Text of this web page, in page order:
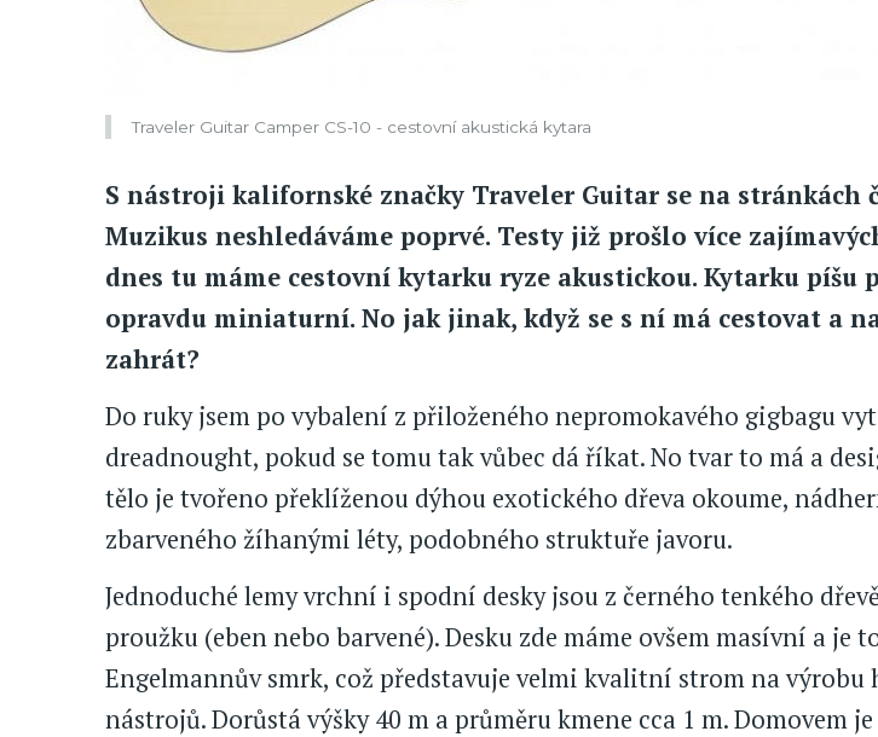
Traveler Guitar Camper CS-10 - cestovní akustická kytara
S nástroji kalifornské značky Traveler Guitar se na stránkách
Muzikus neshledáváme poprvé. Testy již prošlo více
dnes tu máme cestovní kytarku ryze akustickou. Kytarku píšu
opravdu miniaturní. No jak jinak, když se s ní má cestovat a
zahrát?
Do ruky jsem po vybalení z přiloženého nepromokavého gigbagu
dreadnought, pokud se tomu tak vůbec dá říkat. No tvar to má a
tělo je tvořeno překlíženou dýhou exotického dřeva okoume,
zbarveného žíhanými léty, podobného struktuře javoru.
Jednoduché lemy vrchní i spodní desky jsou z černého tenkého
proužku (eben nebo barvené). Desku zde máme ovšem masívní a je
Engelmannův smrk, což představuje velmi kvalitní strom na výrobu
nástrojů. Dorůstá výšky 40 m a průměru kmene cca 1 m. Domovem je